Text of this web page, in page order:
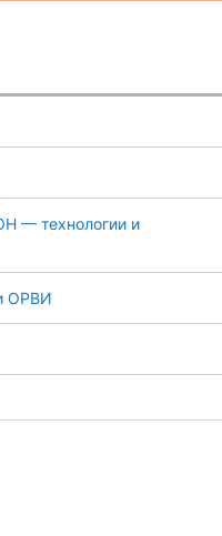
— технологии и
ОРВИ